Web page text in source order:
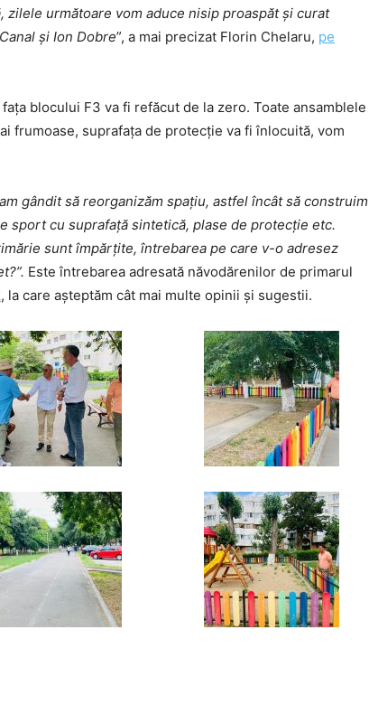
următoare vom aduce nisip proaspăt și curat
și Ion Dobre”, a mai precizat Florin Chelaru, pe
blocului F3 va fi refăcut de la zero. Toate ansamblele
frumoase, suprafața de protecție va fi înlocuită, vom
gândit să reorganizăm spațiu, astfel încât să construim
sport cu suprafață sintetică, plase de protecție etc.
sunt împărțite, întrebarea pe care v-o adresez
Este întrebarea adresată năvodărenilor de primarul
, la care așteptăm cât mai multe opinii și sugestii.